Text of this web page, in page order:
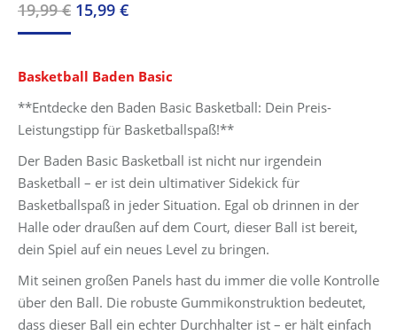
19,99€ Ursprünglicher
19,99 €
15,99 €Aktueller
15,99 €.
Basketball Baden Basic
**Entdecke den Baden Basic Basketball: Dein Preis-
Leistungstipp für Basketballspaß!**
Der Baden Basic Basketball ist nicht nur irgendein
Basketball – er ist dein ultimativer Sidekick für
Basketballspaß in jeder Situation. Egal ob drinnen in der
Halle oder draußen auf dem Court, dieser Ball ist bereit,
dein Spiel auf ein neues Level zu bringen.
Mit seinen großen Panels hast du immer die volle Kontrolle
über den Ball. Die robuste Gummikonstruktion bedeutet,
dass dieser Ball ein echter Durchhalter ist – er hält einfach